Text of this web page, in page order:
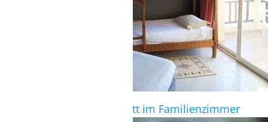
Doppelbett- und Etagenbett im Familienzimmer